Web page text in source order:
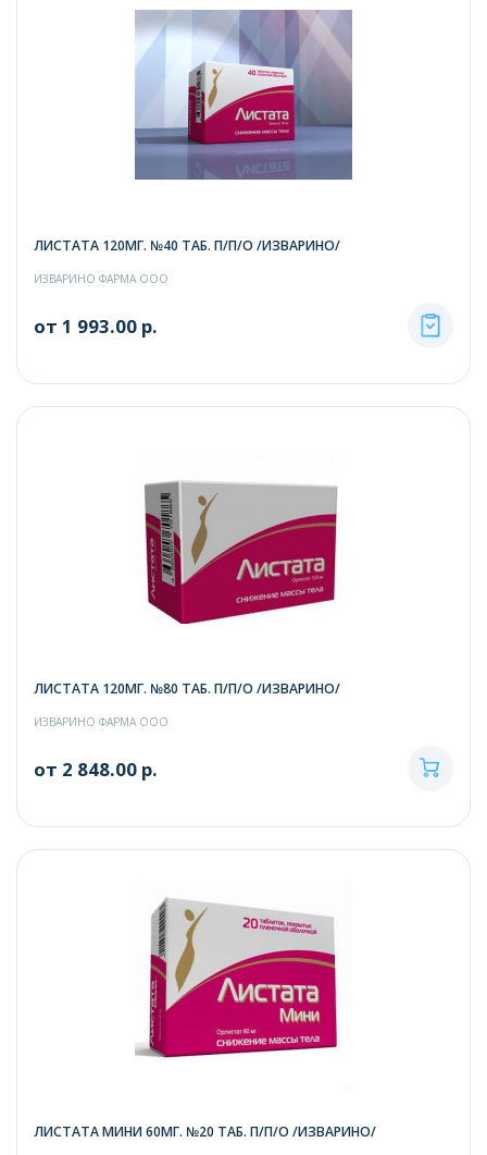
ЛИСТАТА 120МГ. №40 ТАБ. П/П/О /ИЗВАРИНО/
ИЗВАРИНО ФАРМА ООО
от 1 993.00 р.
ЛИСТАТА 120МГ. №80 ТАБ. П/П/О /ИЗВАРИНО/
ИЗВАРИНО ФАРМА ООО
от 2 848.00 р.
ЛИСТАТА МИНИ 60МГ. №20 ТАБ. П/П/О /ИЗВАРИНО/